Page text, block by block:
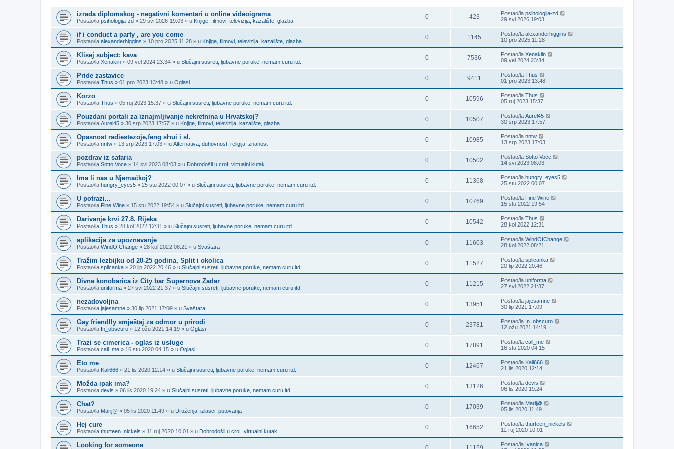
izrada diplomskog - negativni komentari u online videoigrama
Postao/la psihologija-zd » 29 svi 2026 19:03 » u Knjige, filmovi, televizija, kazalište, glazba
0 423 Postao/la psihologija-zd
29 svi 2026 19:03
if i conduct a party , are you come
Postao/la alexanderhiggins » 10 pro 2025 11:28 » u Knjige, filmovi, televizija, kazalište, glazba
0 1145 Postao/la alexanderhiggins
10 pro 2025 11:28
Klisej subject: kava
Postao/la Xenakiin » 09 vel 2024 23:34 » u Slučajni susreti, ljubavne poruke, nemam curu itd.
0 7536 Postao/la Xenakiin
09 vel 2024 23:34
Pride zastavice
Postao/la Thus » 01 pro 2023 13:48 » u Oglasi
0 9411 Postao/la Thus
01 pro 2023 13:48
Korzo
Postao/la Thus » 05 ruj 2023 15:37 » u Slučajni susreti, ljubavne poruke, nemam curu itd.
0 10596 Postao/la Thus
05 ruj 2023 15:37
Pouzdani portali za iznajmljivanje nekretnina u Hrvatskoj?
Postao/la Aurel45 » 30 srp 2023 17:57 » u Knjige, filmovi, televizija, kazalište, glazba
0 10507 Postao/la Aurel45
30 srp 2023 17:57
Opasnost radiestezoje,feng shui i sl.
Postao/la nntw » 13 srp 2023 17:03 » u Alternativa, duhovnost, religija, znanost
0 10985 Postao/la nntw
13 srp 2023 17:03
pozdrav iz safaria
Postao/la Sotto Voce » 14 svi 2023 08:03 » u Dobrodošli u croL virtualni kutak
0 10502 Postao/la Sotto Voce
14 svi 2023 08:03
Ima li nas u Njemačkoj?
Postao/la hungry_eyes5 » 25 stu 2022 00:07 » u Slučajni susreti, ljubavne poruke, nemam curu itd.
0 11368 Postao/la hungry_eyes5
25 stu 2022 00:07
U potrazi...
Postao/la Fine Wine » 15 stu 2022 19:54 » u Slučajni susreti, ljubavne poruke, nemam curu itd.
0 10769 Postao/la Fine Wine
15 stu 2022 19:54
Darivanje krvi 27.8. Rijeka
Postao/la Thus » 28 kol 2022 12:31 » u Slučajni susreti, ljubavne poruke, nemam curu itd.
0 10542 Postao/la Thus
28 kol 2022 12:31
aplikacija za upoznavanje
Postao/la WindOfChange » 28 kol 2022 08:21 » u Svaštara
0 11603 Postao/la WindOfChange
28 kol 2022 08:21
Tražim lezbijku od 20-25 godina, Split i okolica
Postao/la splicanka » 20 lip 2022 20:46 » u Slučajni susreti, ljubavne poruke, nemam curu itd.
0 11527 Postao/la splicanka
20 lip 2022 20:46
Divna konobarica iz City bar Supernova Zadar
Postao/la uniforma » 27 svi 2022 21:37 » u Slučajni susreti, ljubavne poruke, nemam curu itd.
0 11215 Postao/la uniforma
27 svi 2022 21:37
nezadovoljna
Postao/la jajesamne » 30 lip 2021 17:09 » u Svaštara
0 13951 Postao/la jajesamne
30 lip 2021 17:09
Gay friendlly smještaj za odmor u prirodi
Postao/la In_obscuro » 12 ožu 2021 14:19 » u Oglasi
0 23781 Postao/la In_obscuro
12 ožu 2021 14:19
Trazi se cimerica - oglas iz usluge
Postao/la call_me » 16 stu 2020 04:15 » u Oglasi
0 17891 Postao/la call_me
16 stu 2020 04:15
Eto me
Postao/la Kali666 » 21 lis 2020 12:14 » u Slučajni susreti, ljubavne poruke, nemam curu itd.
0 12467 Postao/la Kali666
21 lis 2020 12:14
Možda ipak ima?
Postao/la devis » 06 lis 2020 19:24 » u Slučajni susreti, ljubavne poruke, nemam curu itd.
0 13126 Postao/la devis
06 lis 2020 19:24
Chat?
Postao/la Marij@ » 05 lis 2020 11:49 » u Druženja, izlasci, putovanja
0 17039 Postao/la Marij@
05 lis 2020 11:49
Hej cure
Postao/la thurteen_nickels » 11 ruj 2020 10:01 » u Dobrodošli u croL virtualni kutak
0 16652 Postao/la thurteen_nickels
11 ruj 2020 10:01
Looking for someone Postao/la Ivanica